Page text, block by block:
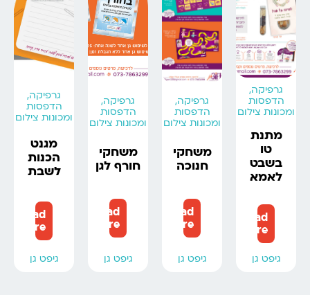
גרפיקה,
הדפסות
ומכונות צילום
מתנת
טו
בשבט
לאמא
Read
more
גיפט גן
גרפיקה,
הדפסות
ומכונות צילום
משחקי
חנוכה
Read
more
גיפט גן
גרפיקה,
הדפסות
ומכונות צילום
משחקי
חורף לגן
Read
more
גיפט גן
גרפיקה,
הדפסות
ומכונות צילום
מגנט
הכנות
לשבת
Read
more
גיפט גן